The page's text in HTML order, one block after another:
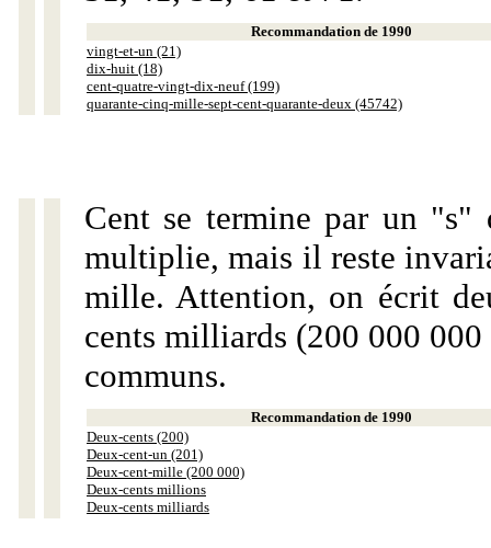
Recommandation de 1990
vingt-et-un (21)
dix-huit (18)
cent-quatre-vingt-dix-neuf (199)
quarante-cinq-mille-sept-cent-quarante-deux (45742)
Cent se termine par un "s"
multiplie, mais il reste
mille. Attention, on écrit
cents milliards (200 000
communs.
Recommandation de 1990
Deux-cents (200)
Deux-cent-un (201)
Deux-cent-mille (200 000)
Deux-cents millions
Deux-cents milliards